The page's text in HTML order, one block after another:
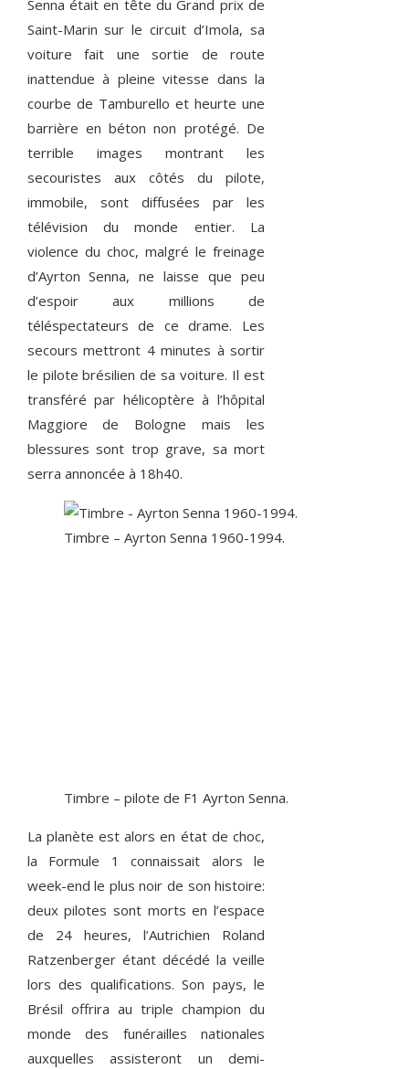
Senna était en tête du Grand prix de
Saint-Marin sur le circuit d’Imola, sa
voiture fait une sortie de route
inattendue à pleine vitesse dans la
courbe de Tamburello et heurte une
barrière en béton non protégé. De
terrible images montrant les
secouristes aux côtés du pilote,
immobile, sont diffusées par les
télévision du monde entier. La
violence du choc, malgré le freinage
d’Ayrton Senna, ne laisse que peu
d’espoir aux millions de
téléspectateurs de ce drame. Les
secours mettront 4 minutes à sortir
le pilote brésilien de sa voiture. Il est
transféré par hélicoptère à l’hôpital
Maggiore de Bologne mais les
blessures sont trop grave, sa mort
serra annoncée à 18h40.
Timbre – Ayrton Senna 1960-1994.
Timbre – pilote de F1 Ayrton Senna.
La planète est alors en état de choc,
la Formule 1 connaissait alors le
week-end le plus noir de son histoire:
deux pilotes sont morts en l’espace
de 24 heures, l’Autrichien Roland
Ratzenberger étant décédé la veille
lors des qualifications. Son pays, le
Brésil offrira au triple champion du
monde des funérailles nationales
auxquelles assisteront un demi-